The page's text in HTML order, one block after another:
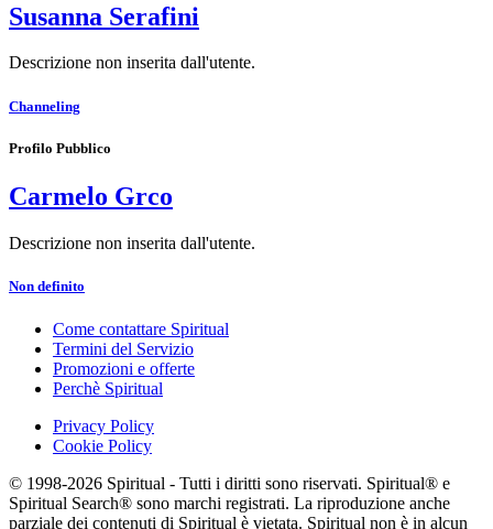
Susanna Serafini
Descrizione non inserita dall'utente.
Channeling
Profilo Pubblico
Carmelo Grco
Descrizione non inserita dall'utente.
Non definito
Come contattare Spiritual
Termini del Servizio
Promozioni e offerte
Perchè Spiritual
Privacy Policy
Cookie Policy
© 1998-2026 Spiritual - Tutti i diritti sono riservati. Spiritual® e
Spiritual Search® sono marchi registrati. La riproduzione anche
parziale dei contenuti di Spiritual è vietata. Spiritual non è in alcun